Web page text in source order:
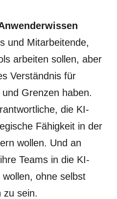
und Mitarbeitende,
arbeiten sollen, aber
Verständnis für
Grenzen haben.
die KI-
Fähigkeit in der
wollen. Und an
Teams in die KI-
ohne selbst
zu sein.